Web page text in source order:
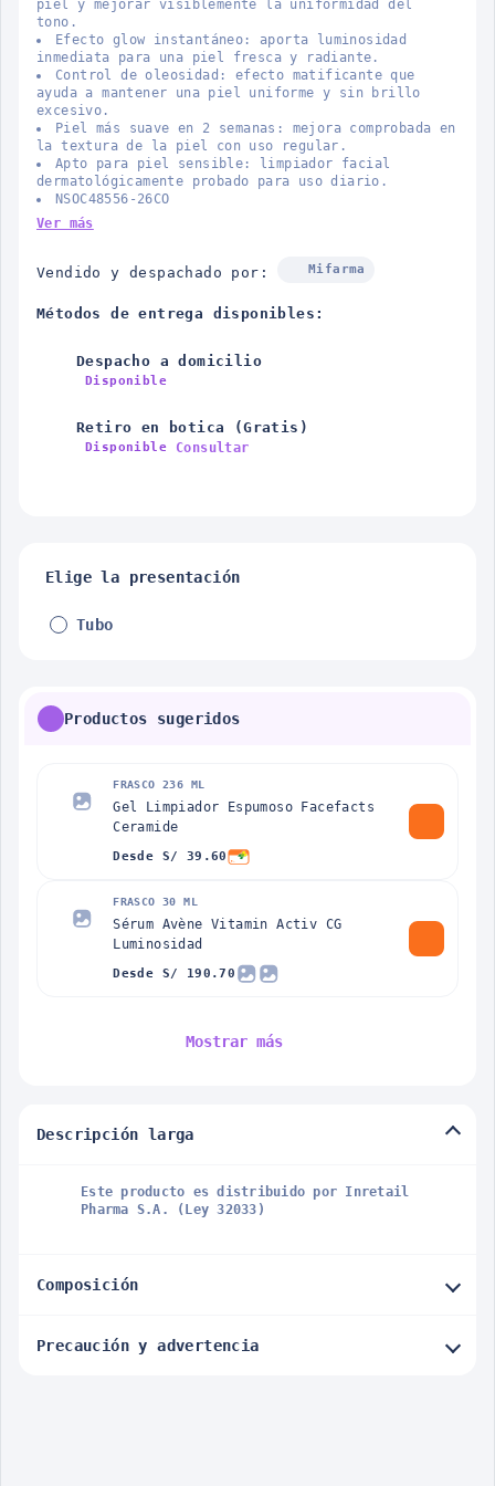
piel y mejorar visiblemente la uniformidad del
tono.
Efecto glow instantáneo: aporta luminosidad
inmediata para una piel fresca y radiante.
Control de oleosidad: efecto matificante que
ayuda a mantener una piel uniforme y sin brillo
excesivo.
Piel más suave en 2 semanas: mejora comprobada en
la textura de la piel con uso regular.
Apto para piel sensible: limpiador facial
dermatológicamente probado para uso diario.
NSOC48556-26CO
Ver más
Vendido y despachado por: Mifarma
Métodos de entrega disponibles:
Despacho a domicilio
Disponible
Retiro en botica (Gratis)
Disponible Consultar
Elige la presentación
Tubo
Productos sugeridos
FRASCO 236 ML
Gel Limpiador Espumoso Facefacts
Ceramide
Desde S/ 39.60
FRASCO 30 ML
Sérum Avène Vitamin Activ CG
Luminosidad
Desde S/ 190.70
Mostrar más
Descripción larga
Este producto es distribuido por Inretail
Pharma S.A. (Ley 32033)
Composición
Precaución y advertencia